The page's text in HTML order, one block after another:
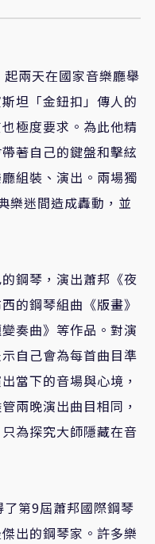
兩天在國家音樂廳舉
坦「金鈕扣」傳人的
極度要求。為此他精
著自己的鍵盤和擊絃
組裝、演出。兩場獨
樂迷間造成轟動，並
鋼琴，演出蕭邦《夜
的鋼琴組曲《版畫》
奏曲》等作品。對演
自己會為每首曲目準
當下的音場與心境，
兩晚演出曲目相同，
為探究大師隱藏在音
第9屆蕭邦國際鋼琴
出的鋼琴家。許多樂